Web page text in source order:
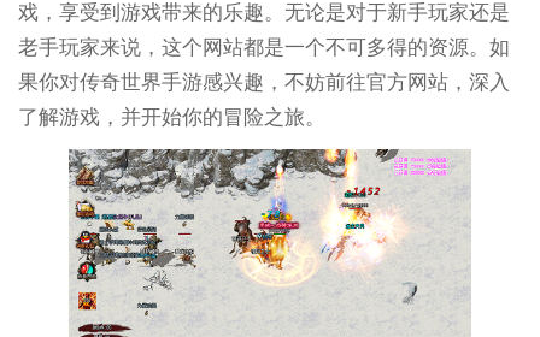
戏，享受到游戏带来的乐趣。无论是对于新手玩家还是
老手玩家来说，这个网站都是一个不可多得的资源。如
果你对传奇世界手游感兴趣，不妨前往官方网站，深入
了解游戏，并开始你的冒险之旅。